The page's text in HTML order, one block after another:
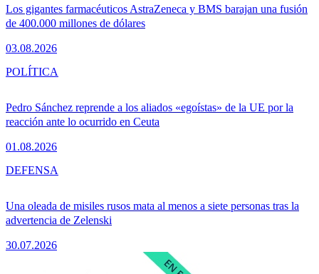
Los gigantes farmacéuticos AstraZeneca y BMS barajan una fusión
de 400.000 millones de dólares
03.08.2026
Pedro Sánchez reprende a los aliados «egoístas» de la UE por la
reacción ante lo ocurrido en Ceuta
01.08.2026
POLÍTICA
Una oleada de misiles rusos mata al menos a siete personas tras la
advertencia de Zelenski
30.07.2026
DEFENSA